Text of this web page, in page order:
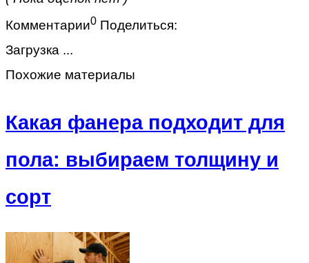
Комментарии0 Поделиться:
Загрузка ...
Похожие материалы
Какая фанера подходит для
пола: выбираем толщину и
сорт